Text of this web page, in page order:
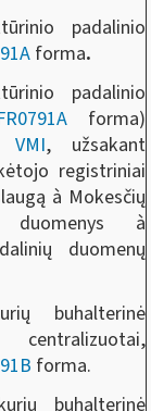
padalinio
forma.
padalinio
forma)
VMI, užsakant
registriniai
à Mokesčių
duomenys à
duomenų
buhalterinė
forma.
buhalterinė